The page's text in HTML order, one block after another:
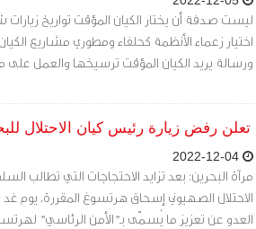
ليست صدفة أن يختار الكيان المؤقت تواريخ
اختيار زعماء الأنظمة كحلفاء ومطوري مشاريع
ورسالة يريد الكيان المؤقت ترسيخها والعمل
تعلن رفض زيارة رئيس كيان الاحتلال
مرآة البحرين: بعد تزايد الاحتجاجات التي تطالب
الاحتلال الصهيوني إسحاق هرتسوغ المقررة، يوم
العدو عن تعزيز ما يُسمّى بـ"الأمن الرئاسي"